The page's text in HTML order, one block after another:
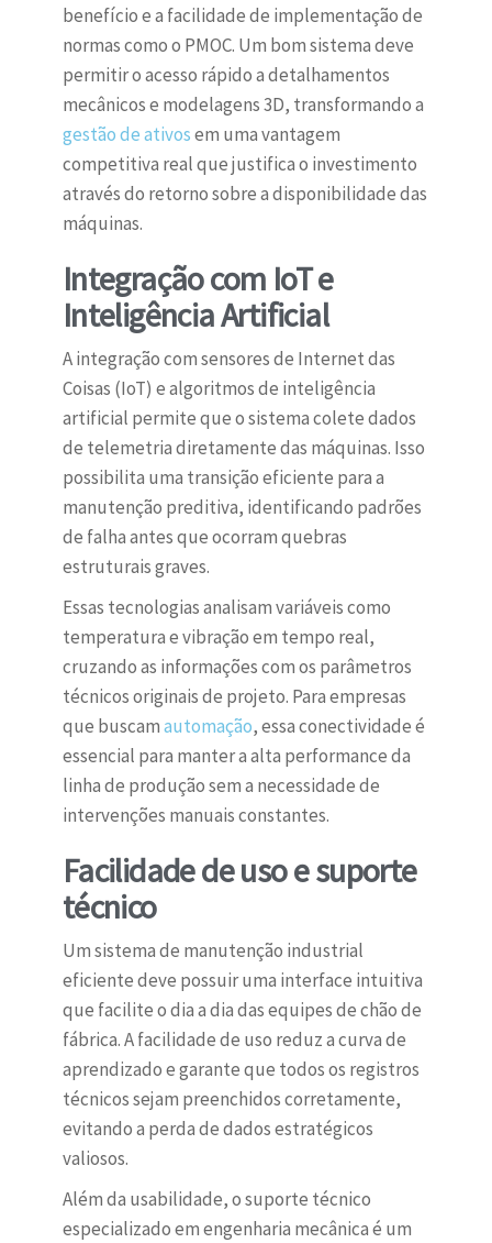
benefício e a facilidade de implementação de
normas como o PMOC. Um bom sistema deve
permitir o acesso rápido a detalhamentos
mecânicos e modelagens 3D, transformando a
gestão de ativosem uma vantagem
competitiva real que justifica o investimento
através do retorno sobre a disponibilidade das
máquinas.
Integração com IoT e
Inteligência Artificial
A integração com sensores de Internet das
Coisas (IoT) e algoritmos de inteligência
artificial permite que o sistema colete dados
de telemetria diretamente das máquinas. Isso
possibilita uma transição eficiente para a
manutenção preditiva, identificando padrões
de falha antes que ocorram quebras
estruturais graves.
Essas tecnologias analisam variáveis como
temperatura e vibração em tempo real,
cruzando as informações com os parâmetros
técnicos originais de projeto. Para empresas
que buscamautomação, essa conectividade é
essencial para manter a alta performance da
linha de produção sem a necessidade de
intervenções manuais constantes.
Facilidade de uso e suporte
técnico
Um sistema de manutenção industrial
eficiente deve possuir uma interface intuitiva
que facilite o dia a dia das equipes de chão de
fábrica. A facilidade de uso reduz a curva de
aprendizado e garante que todos os registros
técnicos sejam preenchidos corretamente,
evitando a perda de dados estratégicos
valiosos.
Além da usabilidade, o suporte técnico
especializado em engenharia mecânica é um